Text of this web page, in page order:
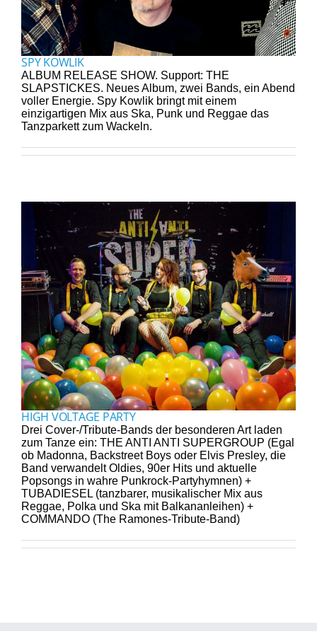
SPY KOWLIK
ALBUM RELEASE SHOW. Support: THE
SLAPSTICKES. Neues Album, zwei Bands, ein Abend
voller Energie. Spy Kowlik bringt mit einem
einzigartigen Mix aus Ska, Punk und Reggae das
Tanzparkett zum Wackeln.
HIGH VOLTAGE PARTY
Drei Cover-/Tribute-Bands der besonderen Art laden
zum Tanze ein: THE ANTI ANTI SUPERGROUP (Egal
ob Madonna, Backstreet Boys oder Elvis Presley, die
Band verwandelt Oldies, 90er Hits und aktuelle
Popsongs in wahre Punkrock-Partyhymnen) +
TUBADIESEL (tanzbarer, musikalischer Mix aus
Reggae, Polka und Ska mit Balkananleihen) +
COMMANDO (The Ramones-Tribute-Band)